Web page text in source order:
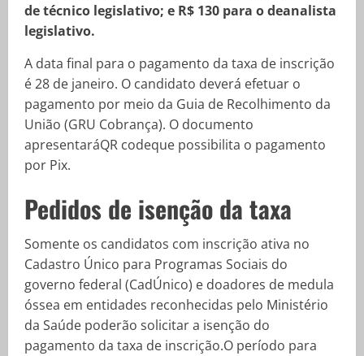
de técnico legislativo; e R$ 130 para o deanalista
legislativo.
A data final para o pagamento da taxa de inscrição
é 28 de janeiro. O candidato deverá efetuar o
pagamento por meio da Guia de Recolhimento da
União (GRU Cobrança). O documento
apresentaráQR codeque possibilita o pagamento
por Pix.
Pedidos de isenção da taxa
Somente os candidatos com inscrição ativa no
Cadastro Único para Programas Sociais do
governo federal (CadÚnico) e doadores de medula
óssea em entidades reconhecidas pelo Ministério
da Saúde poderão solicitar a isenção do
pagamento da taxa de inscrição.O período para